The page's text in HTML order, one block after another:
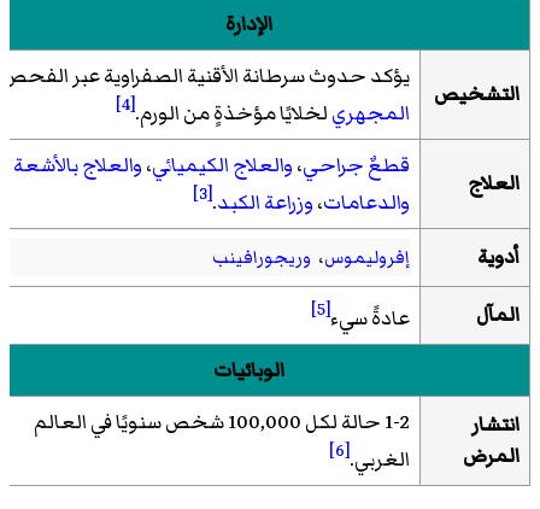
الإدارة
التشخيص
يؤكد حدوث سرطانة الأقنية الصفراوية عبر الفحص
المجهريلخلايًا مؤخذةٍ من الورم.[4]
العلاج
قطعٌ جراحي،والعلاج الكيميائي،والعلاج بالأشعة
والدعامات،وزراعة الكبد.
[3]
أدوية إفروليموس، وريجورافينب
المآل عادةً سيء[5]
الوبائيات
انتشار
المرض
1-2 حالة لكل 100,000 شخص سنويًا في العالم
الغربي.[6]